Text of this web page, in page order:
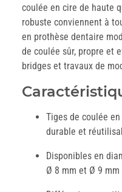
coulée en cire de haute
robuste conviennent à
en prothèse dentaire
de coulée sûr, propre et
bridges et travaux de
Tiges de coulée
durable et
Disponibles en
Ø 8 mm et Ø 9 mm